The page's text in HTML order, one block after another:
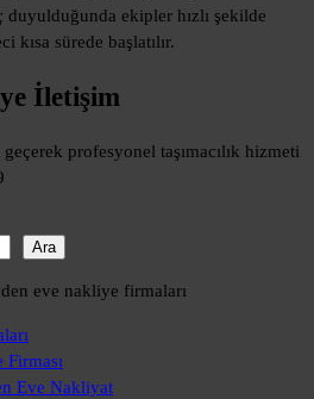
ekipler hızlı şekilde
kısa sürede başlatılır.
İletişim
profesyonel taşımacılık hizmeti
Ara
Eve Nakliyat